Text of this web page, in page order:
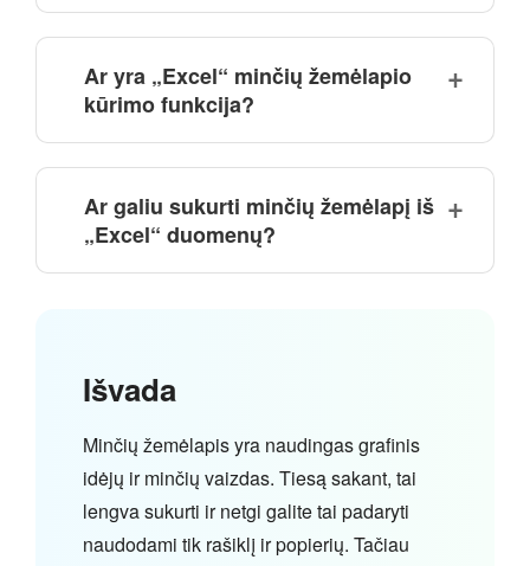
Ar yra „Excel“ minčių žemėlapio
kūrimo funkcija?
Ar galiu sukurti minčių žemėlapį iš
„Excel“ duomenų?
Išvada
Minčių žemėlapis yra naudingas grafinis
idėjų ir minčių vaizdas. Tiesą sakant, tai
lengva sukurti ir netgi galite tai padaryti
naudodami tik rašiklį ir popierių. Tačiau